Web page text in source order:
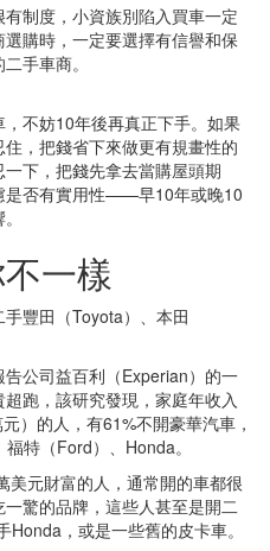
制度，小資族別陷入買車一定
購時，一定要選擇有信譽和保
手車商。
不妨10年後再真正下手。如果
，把錢省下來做更有規畫性的
下，把錢先拿去當購屋頭期
是否有實用性——早10年或晚10
一樣
豐田（Toyota）、本田
公司益百利（Experian）的一
跑，該研究發現，家庭年收入
）的人，有61%不開豪華汽車，
特（Ford）、Honda。
元財富的人，通常開的車都很
驚的品牌，這些人甚至是開二
，或是一些舊的皮卡車。